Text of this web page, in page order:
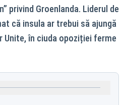
privind Groenlanda. Liderul de
că insula ar trebui să ajungă
în ciuda opoziției ferme